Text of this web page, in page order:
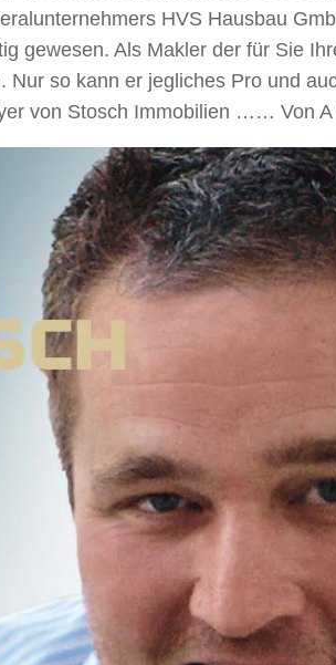
HVS Hausbau
gewesen. Als Makler der für Sie
so kann er jegliches Pro und
von Stosch Immobilien …… Von